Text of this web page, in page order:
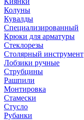
Колуны
Кувалды
Специализированный
Крюки для арматуры
Стеклорезы
Столярный инструмент
Лобзики ручные
Струбцины
Рашпили
Монтировка
Стамески
Стусло
Рубанки